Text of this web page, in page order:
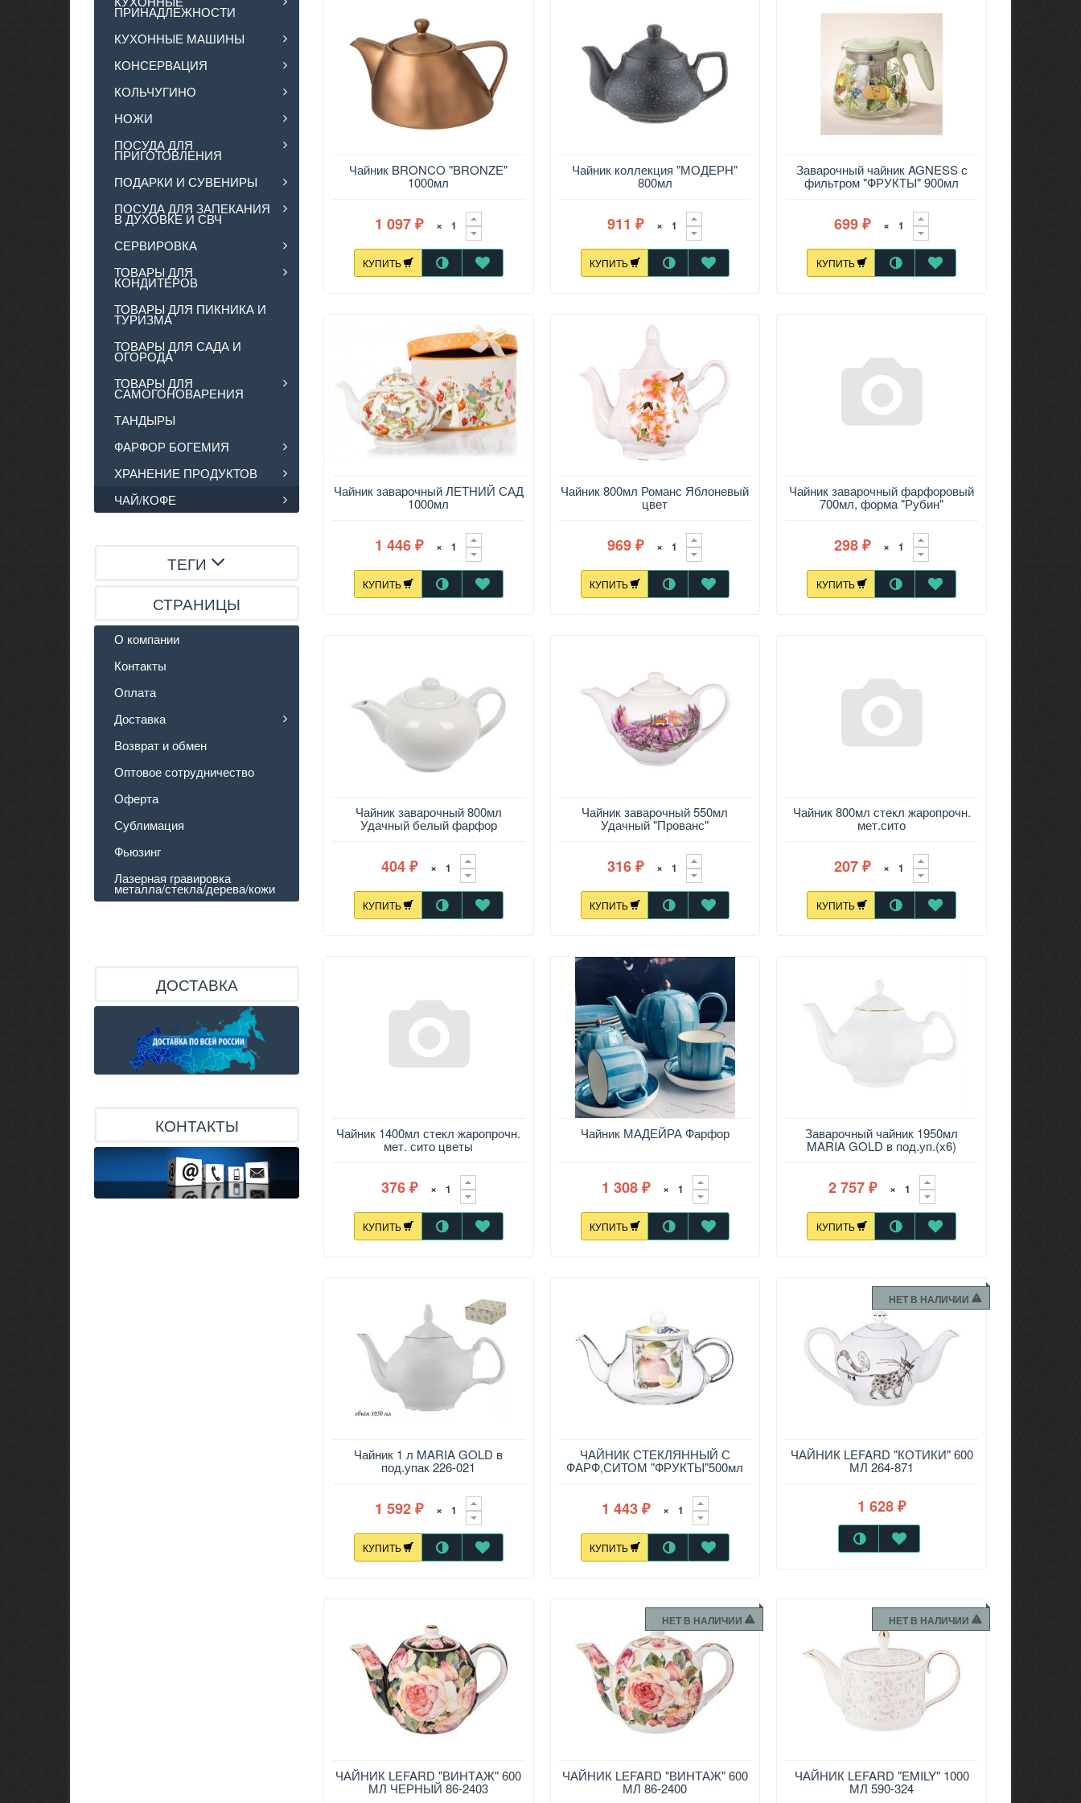
Чайник BRONCO "BRONZE"
1000мл
1 097₽ ×
КУПИТЬ
Чайник коллекция "МОДЕРН"
800мл
911₽ ×
КУПИТЬ
Заварочный чайник AGNESS с
фильтром "ФРУКТЫ" 900мл
699₽ ×
КУПИТЬ
Чайник заварочный ЛЕТНИЙ САД
1000мл
1 446₽ ×
КУПИТЬ
Чайник 800мл Романс Яблоневый
цвет
969₽ ×
КУПИТЬ
Чайник заварочный фарфоровый
700мл, форма "Рубин"
298₽ ×
КУПИТЬ
Чайник заварочный 800мл
Удачный белый фарфор
404 ₽ ×
КУПИТЬ
Чайник заварочный 550мл
Удачный "Прованс"
316₽ ×
КУПИТЬ
Чайник 800мл стекл жаропрочн.
мет.сито
207₽ ×
КУПИТЬ
Чайник 1400мл стекл жаропрочн.
мет. сито цветы
376 ₽ ×
КУПИТЬ
Чайник МАДЕЙРА Фарфор
1 308 ₽ ×
КУПИТЬ
Заварочный чайник 1950мл
MARIA GOLD в под.уп.(х6)
2 757 ₽ ×
КУПИТЬ
Производитель: Lenardi,Китай,Фарфор
Чайник 1 л MARIA GOLD в
под.упак 226-021
1 592₽ ×
КУПИТЬ
ЧАЙНИК СТЕКЛЯННЫЙ С
ФАРФ,СИТОМ "ФРУКТЫ"500мл
1 443 ₽ ×
КУПИТЬ
НЕТ В НАЛИЧИИ
​Посуда марки «Lefard»
ЧАЙНИК LEFARD "КОТИКИ" 600
МЛ 264-871
1 628 ₽
ЧАЙНИК LEFARD "ВИНТАЖ" 600
МЛ ЧЕРНЫЙ 86-2403
НЕТ В НАЛИЧИИ
TM LEFARD предлагает коллекцию
посуды "Винтаж" на белоснежном
ЧАЙНИК LEFARD "ВИНТАЖ" 600
МЛ 86-2400
НЕТ В НАЛИЧИИ
TM Lefard коллекция "EMILY"
ЧАЙНИК LEFARD "EMILY" 1000
МЛ 590-324
ПРИНАДЛЕЖНОСТИ
КУХОННЫЕ МАШИНЫ
КОНСЕРВАЦИЯ
КОЛЬЧУГИНО
НОЖИ
ПОСУДА ДЛЯ
ПРИГОТОВЛЕНИЯ
ПОДАРКИ И СУВЕНИРЫ
ПОСУДА ДЛЯ ЗАПЕКАНИЯ
В ДУХОВКЕ И СВЧ
СЕРВИРОВКА
ТОВАРЫ ДЛЯ
КОНДИТЕРОВ
ТОВАРЫ ДЛЯ ПИКНИКА И
ТУРИЗМА
ТОВАРЫ ДЛЯ САДА И
ОГОРОДА
ТОВАРЫ ДЛЯ
САМОГОНОВАРЕНИЯ
ТАНДЫРЫ
ФАРФОР БОГЕМИЯ
ХРАНЕНИЕ ПРОДУКТОВ
ЧАЙ/КОФЕ
ТЕГИ
СТРАНИЦЫ
О компании
Контакты
Оплата
Доставка
Возврат и обмен
Оптовое сотрудничество
Оферта
Сублимация
Фьюзинг
Лазерная гравировка
металла/стекла/дерева/кожи
ДОСТАВКА
КОНТАКТЫ